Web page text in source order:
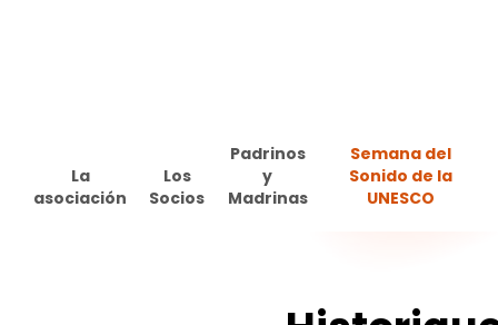
La
asociación
Los
Socios
Padrinos
y
Madrinas
Semana del
Sonido de la
UNESCO